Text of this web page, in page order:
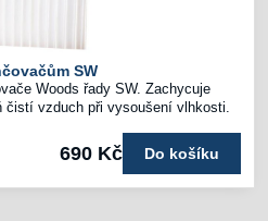
SW
Woods řady SW. Zachycuje
vzduch při vysoušení vlhkosti.
690 Kč Do košíku